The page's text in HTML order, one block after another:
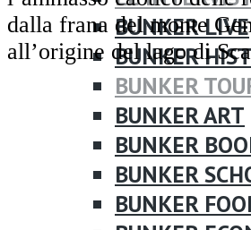
BUNKER LIVE
BUNKER
BUNKER
BUNKER ART
BUNKER
BUNKER
BUNKER
dalla frana del monte
all’origine del lago di